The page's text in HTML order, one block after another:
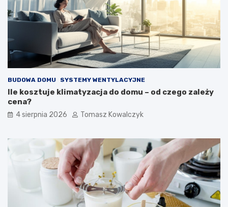
BUDOWA DOMU SYSTEMY WENTYLACYJNE
Ile kosztuje klimatyzacja do domu – od czego zależy
cena?
4 sierpnia 2026 Tomasz Kowalczyk